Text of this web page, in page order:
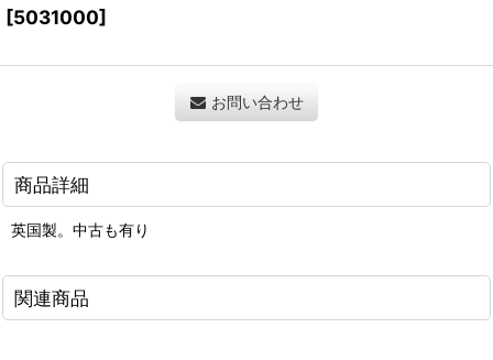
[5031000]
お問い合わせ
商品詳細
英国製。中古も有り
関連商品